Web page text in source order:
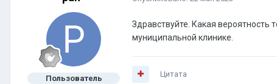
Пользователь
Здравствуйте. Какая вероятность
муниципальной клинике.
Цитата